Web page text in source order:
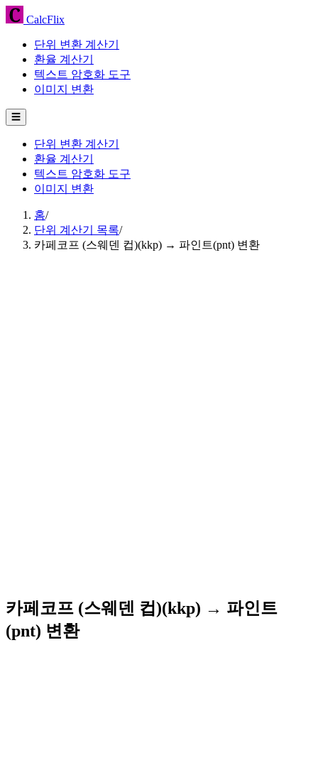
CalcFlix
단위 변환 계산기
환율 계산기
텍스트 암호화 도구
이미지 변환
☰
단위 변환 계산기
환율 계산기
텍스트 암호화 도구
이미지 변환
홈/
단위 계산기 목록/
카페코프 (스웨덴 컵)(kkp) → 파인트(pnt) 변환
카페코프 (스웨덴 컵)(kkp) → 파인트
(pnt) 변환